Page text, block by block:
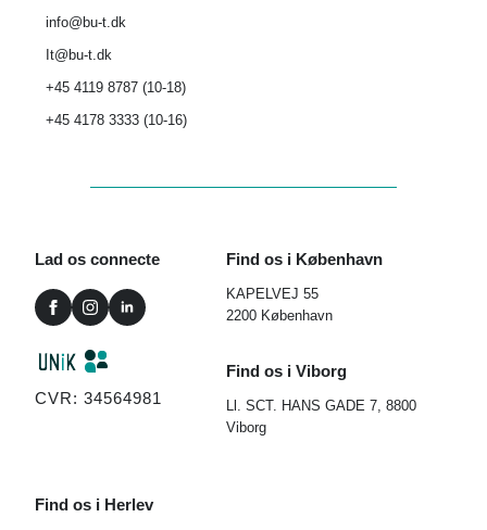
info@bu-t.dk
It@bu-t.dk
+45 4119 8787 (10-18)
+45 4178 3333 (10-16)
Lad os connecte
CVR: 34564981
Find os i København
KAPELVEJ 55
2200 København
Find os i Viborg
Ll. SCT. HANS GADE 7, 8800
Viborg
Find os i Herlev